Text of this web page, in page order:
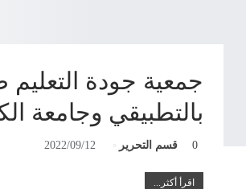
جمعية جودة
بالتطبيقي وجامعة
قسم التحرير 2022/09/12 0
اقرأ أكثر...